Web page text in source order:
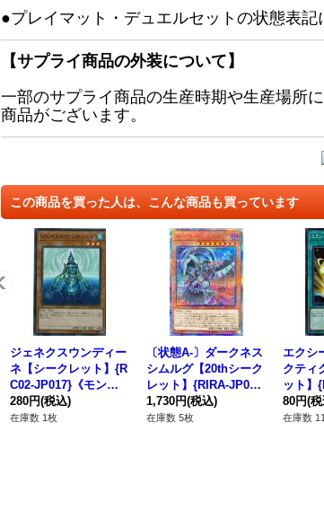
●プレイマット・デュエルセットの状態表記
【サプライ商品の外装について】
一部のサプライ商品の生産時期や生産場所
商品がございます。
この商品を買った人は、こんな商品も買っています
ジェネクスウンディー
ネ【シークレット】{R
C02-JP017}《モンス
ター》
280円(税込)
在庫数 1枚
〔状態A-〕ダークネス
シムルグ【20thシーク
レット】{RIRA-JP02
2}《モンスター》
1,730円(税込)
在庫数 5枚
エクシ
クティ
ット】
《魔法
80円(
在庫数